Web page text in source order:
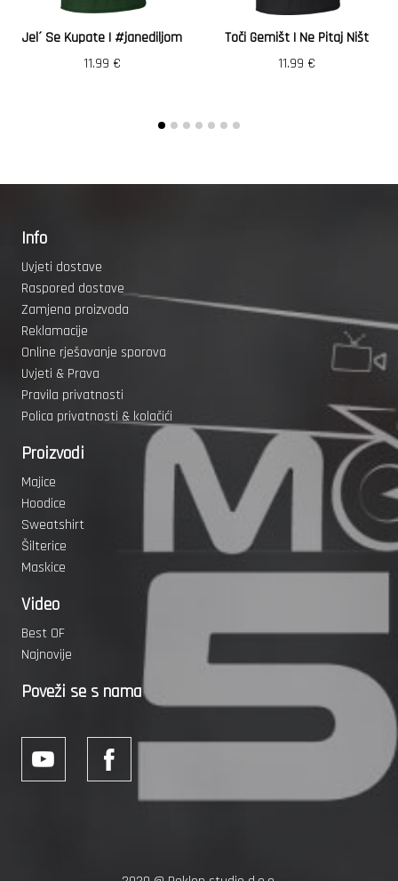
Jel´ Se Kupate | #janediljom
11.99 €
Toči Gemišt I Ne Pitaj Ništ
11.99 €
Info
Uvjeti dostave
Raspored dostave
Zamjena proizvoda
Reklamacije
Online rješavanje sporova
Uvjeti & Prava
Pravila privatnosti
Polica privatnosti & kolačići
Proizvodi
Majice
Hoodice
Sweatshirt
Šilterice
Maskice
Video
Best OF
Najnovije
Poveži se s nama